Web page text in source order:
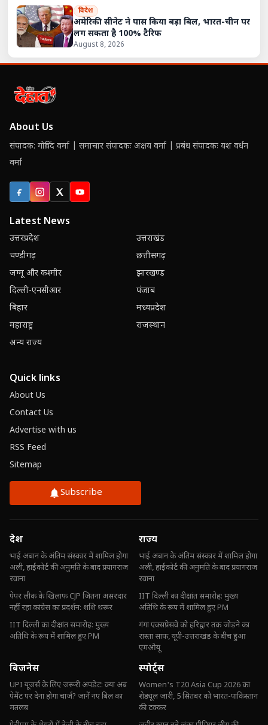
विदेश
अमेरिकी सीनेट ने पास किया बड़ा बिल, भारत-चीन पर
लग सकता है 100% टैरिफ
August 8, 2026
About Us
संपादक: गोविंद वर्मा | समाचार संपादकः अक्षय वर्मा | प्रबंध संपादकः यश वर्धन
वर्मा
FacebookInstagram
X (Twitter)
YouTube
Latest News
उत्तरप्रदेश
उत्तराखंड
चण्डीगढ़
छत्तीसगढ़
जम्मू और कश्मीर
झारखण्ड
दिल्ली-एनसीआर
पंजाब
बिहार
मध्यप्रदेश
महाराष्ट्र
राजस्थान
अन्य राज्य
Quick links
About Us
Contact Us
Advertise with us
RSS Feed
Sitemap
Subscribe
देश
भाई अबान के अंतिम संस्कार में शामिल होगा
अली, हाईकोर्ट की अनुमति के बाद प्रयागराज
रवाना
पेपर लीक के खिलाफ CJP जितना असरदार
नहीं रहा कांग्रेस का प्रदर्शन: शशि थरूर
IIT दिल्ली का दीक्षांत समारोह: मुख्य
अतिथि के रूप में शामिल हुए PM
राज्य
भाई अबान के अंतिम संस्कार में शामिल होगा
अली, हाईकोर्ट की अनुमति के बाद प्रयागराज
रवाना
IIT दिल्ली का दीक्षांत समारोह: मुख्य
अतिथि के रूप में शामिल हुए PM
गंगा एक्सप्रेसवे को हरिद्वार तक जोड़ने का
रास्ता साफ, यूपी-उत्तराखंड के बीच हुआ
एमओयू
बिजनेस
UPI यूजर्स के लिए जरूरी अपडेट: क्या अब
पेमेंट पर देना होगा चार्ज? जानें नए बिल का
मतलब
स्पोर्ट्स
Women's T20 Asia Cup 2026 का
शेड्यूल जारी, 5 सितंबर को भारत-पाकिस्तान
की टक्कर